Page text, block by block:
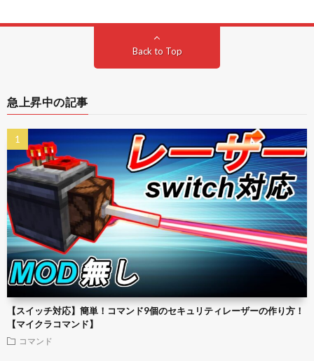
Back to Top
急上昇中の記事
【スイッチ対応】簡単！コマンド9個のセキュリティレーザーの作り方！
【マイクラコマンド】
コマンド